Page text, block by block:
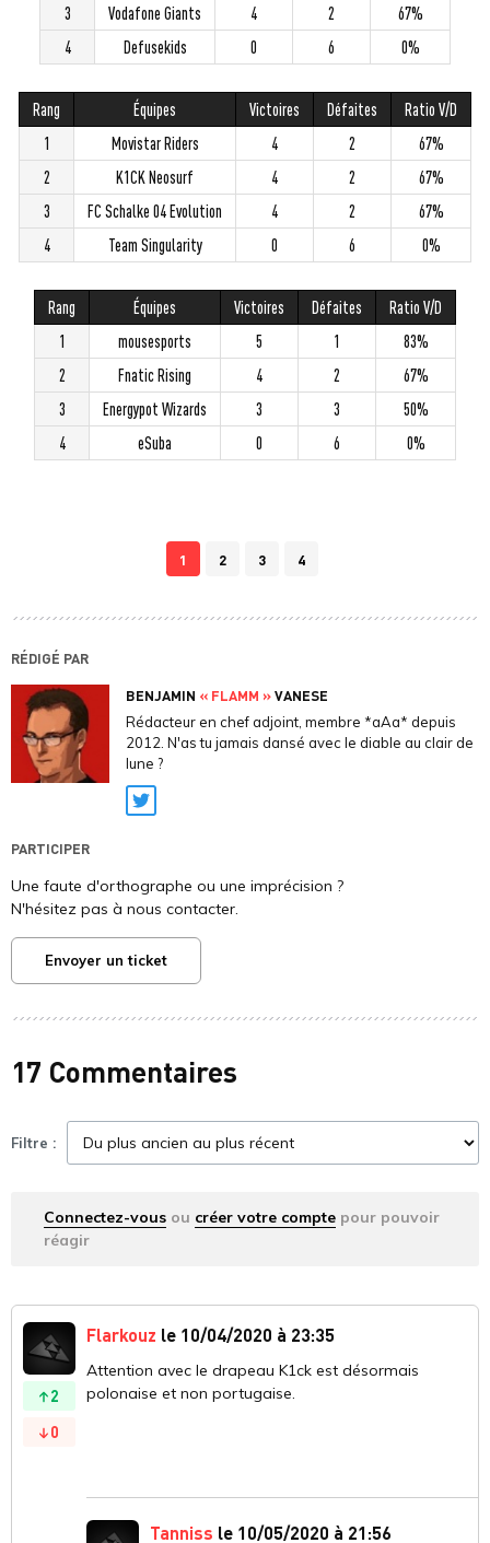
3
Vodafone Giants 4 2
67%
4
Defusekids 0 6 0%
Rang Équipes Victoires Défaites
Ratio V/D
1
Movistar Riders 4 2
67%
2
K1CK Neosurf 4 2
67%
3
FC Schalke 04 Evolution 4 2
67%
4
Team Singularity 0 6 0%
Rang Équipes Victoires Défaites
Ratio V/D
1
mousesports 5 1
83%
2
Fnatic Rising 4 2
67%
3
Energypot Wizards 3 3
50%
4
eSuba 0 6 0%
1 2 3 4
RÉDIGÉ PAR
BENJAMIN « FLAMM »VANESE
Rédacteur en chef adjoint, membre *aAa* depuis
2012. N'as tu jamais dansé avec le diable au clair de
lune ?
Twitter
PARTICIPER
Une faute d'orthographe ou une imprécision ?
N'hésitez pas à nous contacter.
Envoyer un ticket
17 Commentaires
Filtre :
Connectez-vous ou créer votre compte pour pouvoir
réagir
2
0
Flarkouz le 10/04/2020 à 23:35
Attention avec le drapeau K1ck est désormais
polonaise et non portugaise.
Tanniss le 10/05/2020 à 21:56